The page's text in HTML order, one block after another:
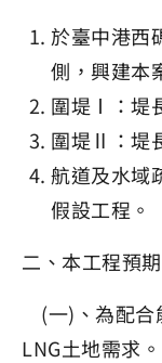
於臺中港
側，興建本
圍堤Ⅰ：堤
圍堤Ⅱ：堤
航道及水域
假設工程。
二、本工程預
(一)、為配合
LNG土地需求。